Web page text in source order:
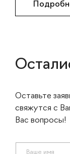
Оставьте
свяжутся с
Вас вопросы!